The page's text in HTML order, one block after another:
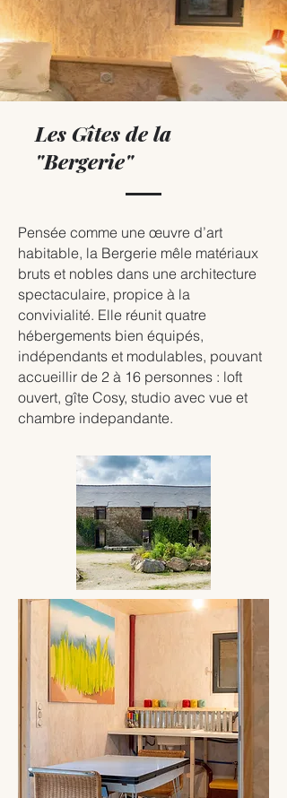
Les Gîtes de la
"Bergerie"
Pensée comme une œuvre d’art
habitable, la Bergerie mêle matériaux
bruts et nobles dans une architecture
spectaculaire, propice à la
convivialité. Elle réunit quatre
hébergements bien équipés,
indépendants et modulables, pouvant
accueillir de 2 à 16 personnes : loft
ouvert, gîte Cosy, studio avec vue et
chambre indepandante.